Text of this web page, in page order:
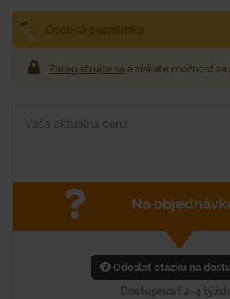
Zaregistrujte sa a získate možnosť
Vaša aktuálna cena
Na
Odoslať otázku na
Dostupnosť 2-4